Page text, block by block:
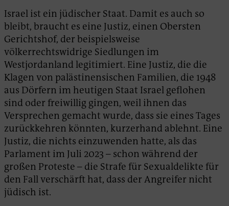
Israel ist ein jüdischer Staat. Damit es auch so
bleibt, braucht es eine Justiz, einen Obersten
Gerichtshof, der beispielsweise
völkerrechtswidrige Siedlungen im
Westjordanland legitimiert. Eine Justiz, die die
Klagen von palästinensischen Familien, die 1948
aus Dörfern im heutigen Staat Israel geflohen
sind oder freiwillig gingen, weil ihnen das
Versprechen gemacht wurde, dass sie eines Tages
zurückkehren könnten, kurzerhand ablehnt. Eine
Justiz, die nichts einzuwenden hatte, als das
Parlament im Juli 2023 – schon während der
großen Proteste – die Strafe für Sexualdelikte für
den Fall verschärft hat, dass der Angreifer nicht
jüdisch ist.